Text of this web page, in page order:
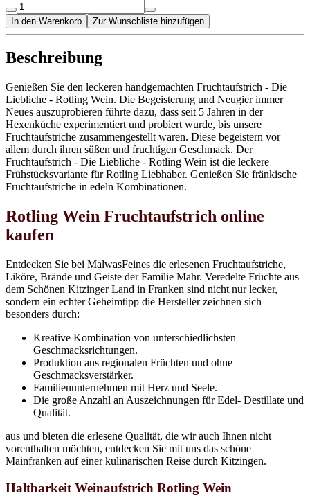
In den Warenkorb Zur Wunschliste hinzufügen
Beschreibung
Genießen Sie den leckeren handgemachten Fruchtaufstrich - Die
Liebliche - Rotling Wein. Die Begeisterung und Neugier immer
Neues auszuprobieren führte dazu, dass seit 5 Jahren in der
Hexenküche experimentiert und probiert wurde, bis unsere
Fruchtaufstriche zusammengestellt waren. Diese begeistern vor
allem durch ihren süßen und fruchtigen Geschmack. Der
Fruchtaufstrich - Die Liebliche - Rotling Wein ist die leckere
Frühstücksvariante für Rotling Liebhaber. Genießen Sie fränkische
Fruchtaufstriche in edeln Kombinationen.
Rotling Wein Fruchtaufstrich online
kaufen
Entdecken Sie bei MalwasFeines die erlesenen Fruchtaufstriche,
Liköre, Brände und Geiste der Familie Mahr. Veredelte Früchte aus
dem Schönen Kitzinger Land in Franken sind nicht nur lecker,
sondern ein echter Geheimtipp die Hersteller zeichnen sich
besonders durch:
Kreative Kombination von unterschiedlichsten
Geschmacksrichtungen.
Produktion aus regionalen Früchten und ohne
Geschmacksverstärker.
Familienunternehmen mit Herz und Seele.
Die große Anzahl an Auszeichnungen für Edel- Destillate und
Qualität.
aus und bieten die erlesene Qualität, die wir auch Ihnen nicht
vorenthalten möchten, entdecken Sie mit uns das schöne
Mainfranken auf einer kulinarischen Reise durch Kitzingen.
Haltbarkeit Weinaufstrich Rotling Wein